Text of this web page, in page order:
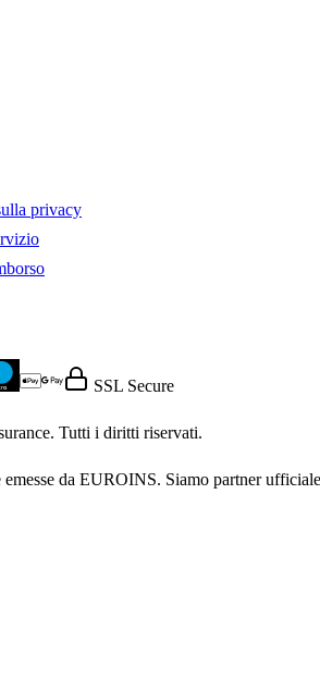
privacy
SSL Secure
Tutti i diritti riservati.
emesse da EUROINS. Siamo partner